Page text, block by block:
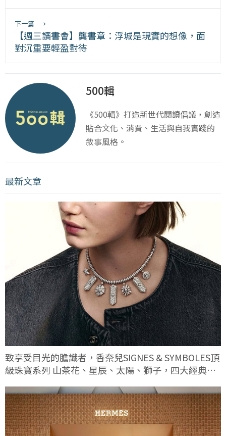
下一篇 →
【週三讀書會】龔書章：浮城是現實的想像，面
對沉重要輕盈對待
500輯
《500輯》打造新世代閱讀倡議，創造
貼合文化、消費、生活與自我實踐的
敘事風格。
最新文章
致享受目光的膽識者，香奈兒SIGNES & SYMBOLES頂
級珠寶系列 山茶花、星辰、太陽、獅子，四大經典符